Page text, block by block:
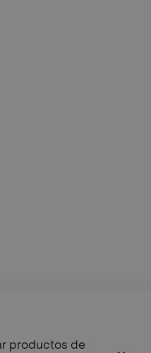
productos de